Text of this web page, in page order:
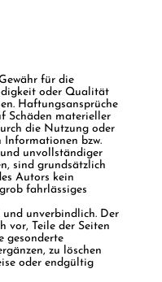
für die
oder Qualität
Haftungsansprüche
Schäden materieller
die Nutzung oder
bzw.
unvollständiger
sind grundsätzlich
Autors kein
fahrlässiges
unverbindlich. Der
vor, Teile der Seiten
gesonderte
zu löschen
oder endgültig